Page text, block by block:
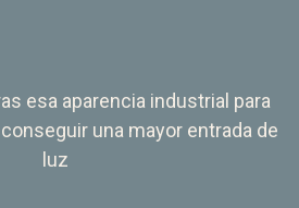
esa aparencia industrial para
una mayor entrada de
luz